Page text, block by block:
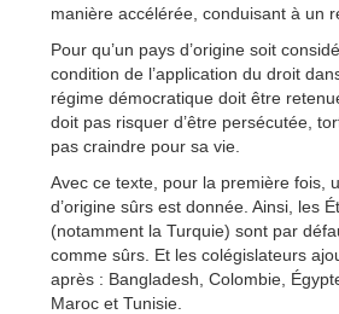
manière accélérée, conduisant à un
Pour qu’un pays d’origine soit
condition de l’application du droit
régime démocratique doit être
doit pas risquer d’être persécutée,
pas craindre pour sa vie.
Avec ce texte, pour la première fois,
d’origine sûrs est donnée. Ainsi, les
(notamment la Turquie) sont par
comme sûrs. Et les colégislateurs
après : Bangladesh, Colombie,
Maroc et Tunisie.